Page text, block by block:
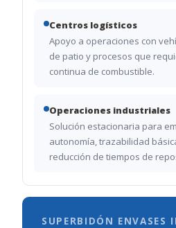
Centros logísticos
Apoyo a operaciones con
de patio y procesos que
continua de combustible.
Operaciones industriales
Solución estacionaria para
autonomía, trazabilidad
reducción de tiempos de
SUPERBIDÓN ENVASES